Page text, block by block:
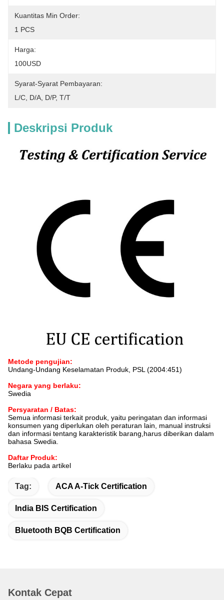
Kuantitas Min Order:
1 PCS
Harga:
100USD
Syarat-Syarat Pembayaran:
L/C, D/A, D/P, T/T
Deskripsi Produk
Metode pengujian:
Undang-Undang Keselamatan Produk, PSL (2004:451)
Negara yang berlaku:
Swedia
Persyaratan / Batas:
Semua informasi terkait produk, yaitu peringatan dan informasi
konsumen yang diperlukan oleh peraturan lain, manual instruksi
dan informasi tentang karakteristik barang,harus diberikan dalam
bahasa Swedia.
Daftar Produk:
Berlaku pada artikel
Tag: ACA A-Tick Certification
India BIS Certification
Bluetooth BQB Certification
Kontak Cepat